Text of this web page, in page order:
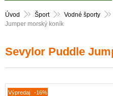
Úvod Šport Vodné športy
Jumper morský koník
Sevylor Puddle
Výpredaj -16%